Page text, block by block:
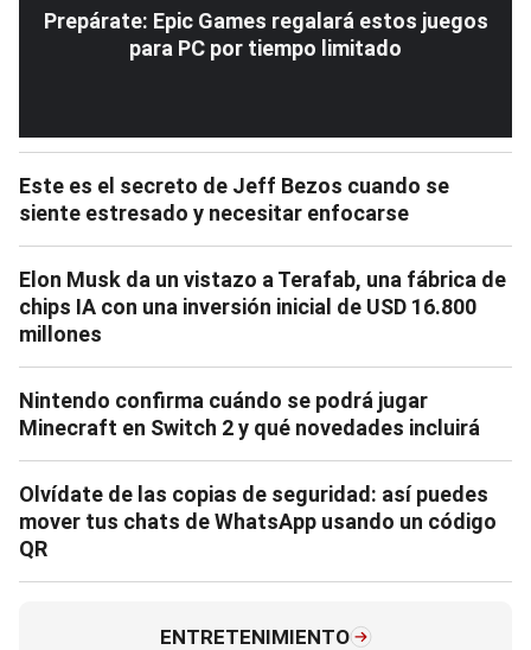
Prepárate: Epic Games regalará estos juegos
para PC por tiempo limitado
Este es el secreto de Jeff Bezos cuando se
siente estresado y necesitar enfocarse
Elon Musk da un vistazo a Terafab, una fábrica de
chips IA con una inversión inicial de USD 16.800
millones
Nintendo confirma cuándo se podrá jugar
Minecraft en Switch 2 y qué novedades incluirá
Olvídate de las copias de seguridad: así puedes
mover tus chats de WhatsApp usando un código
QR
ENTRETENIMIENTO